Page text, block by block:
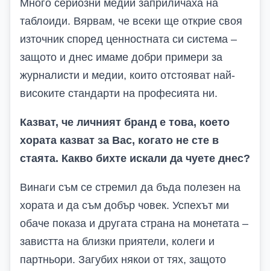
Много сериозни медии заприличаха на
таблоиди. Вярвам, че всеки ще открие своя
източник според ценностната си система –
защото и днес имаме добри примери за
журналисти и медии, които отстояват най-
високите стандарти на професията ни.
Казват, че личният бранд е това, което
хората казват за Вас, когато не сте в
стаята. Какво бихте искали да чуете днес?
Винаги съм се стремил да бъда полезен на
хората и да съм добър човек. Успехът ми
обаче показа и другата страна на монетата –
завистта на близки приятели, колеги и
партньори. Загубих някои от тях, защото